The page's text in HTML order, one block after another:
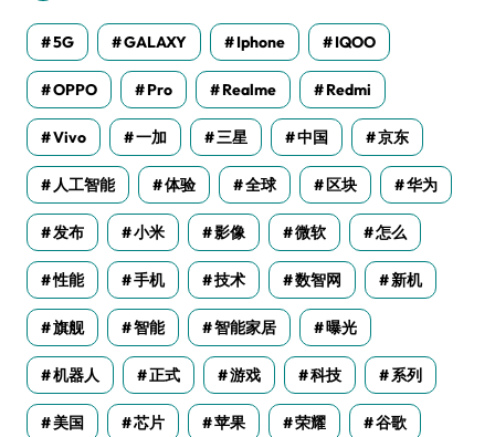
5G GALAXY Iphone IQOO
OPPO Pro Realme Redmi
Vivo 一加 三星 中国 京东
人工智能 体验 全球 区块 华为
发布 小米 影像 微软 怎么
性能 手机 技术 数智网 新机
旗舰 智能 智能家居 曝光
机器人 正式 游戏 科技 系列
美国 芯片 苹果 荣耀 谷歌